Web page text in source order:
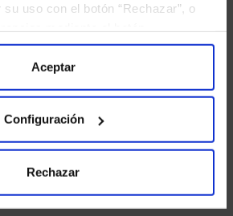
su uso con el botón “Rechazar”, o
nuestraPolítica
información.
Aceptar
Configuración
Rechazar
datos personales.